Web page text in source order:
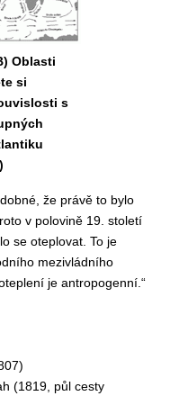
Oblasti
si
s
)
že právě to bylo
v polovině 19. století
se oteplovat. To je
mezivládního
je antropogenní.“
(1819, půl cesty